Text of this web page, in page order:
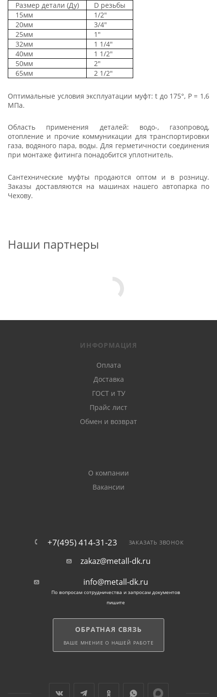
Размер детали (Ду)
D резьбы
15мм
1/2"
20мм
3/4"
25мм
1"
32мм
1 1/4"
40мм
1 1/2"
50мм
2"
65мм
2 1/2"
Оптимальные условия эксплуатации муфт: t до 175°, Р = 1,6
МПа.
Область применения деталей: водо-, газопровод,
отопление и прочие коммуникации для транспортировки
газа, водяного пара, воды. Для герметичности соединения
при монтаже фитинга понадобится уплотнитель.
Сантехнические муфты продаются оптом и в розницу.
Заказы доставляются на машинах нашего автопарка по
Чехову.
Наши партнеры
ИНФОРМАЦИЯ
Оплата
Доставка
ГОСТ и ТУ
Прайс лист
Обмен и возврат
О компании
Вакансии
+7(495) 414-31-23 ЗАКАЗАТЬ ЗВОНОК
zakaz@metall-dk.ru
info@metall-dk.ru
По вопросам сотрудничества и запросам документов
пишите
ОБРАТНАЯ СВЯЗЬ
ВАШЕ МНЕНИЕ О НАШЕЙ РАБОТЕ